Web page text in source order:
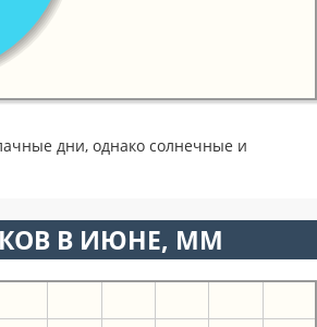
дни, однако солнечные и
В ИЮНЕ, ММ